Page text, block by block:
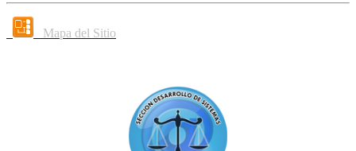
Mapa del Sitio